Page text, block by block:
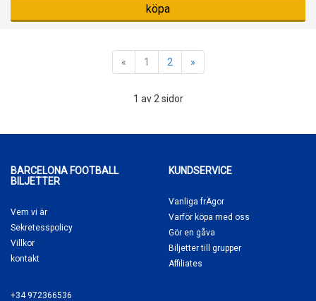
köpa
« 1 2 »
1 av 2 sidor
BARCELONA FOOTBALL
BILJETTER
Vem vi är
Sekretesspolicy
Villkor
kontakt
+34 972366536
KUNDSERVICE
Vanliga frÄgor
Varför köpa med oss
Gör en gåva
Biljetter till grupper
Affiliates